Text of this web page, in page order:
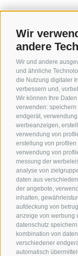
Wir
andere
Wir und andere
und ähnliche
die Nutzung digitaler
verbessern und,
Wir können Ihre
verwenden:
endgerät,
werbeanzeigen,
verwendung von
erstellung von
verwendung von
messung der
analyse von
daten aus
der angebote,
inhalten,
aufdeckung von
anzeige von werbung
datenschutz
kombination von
verschiedener
automatisch